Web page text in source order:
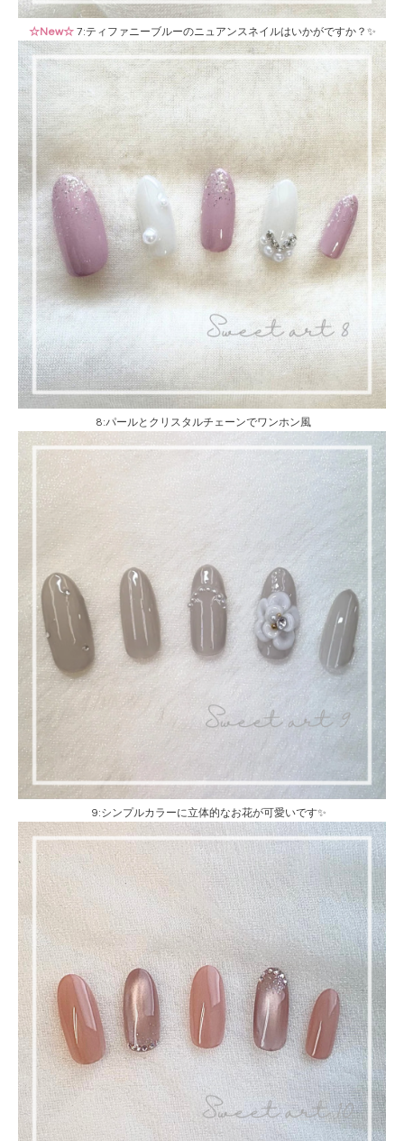
☆New☆ 7:ティファニーブルーのニュアンスネイルはいかがですか？✨
8:パールとクリスタルチェーンでワンホン風
9:シンプルカラーに立体的なお花が可愛いです✨